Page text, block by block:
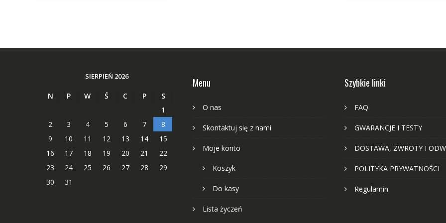
SIERPIEŃ 2026
N P W Ś C P
S
1
2
3 4 5 6 7
8
9
10 11 12 13 14
15
16
17 18 19 20 21
22
23
24 25 26 27 28
29
30
31
Menu
O nas
Skontaktuj się z nami
Moje konto
Koszyk
Do kasy
Lista życzeń
Szybkie linki
FAQ
GWARANCJE I TESTY
DOSTAWA, ZWROTY I
POLITYKA PRYWATNOŚCI
Regulamin